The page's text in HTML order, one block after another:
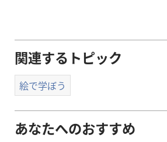
関連するトピック
絵で学ぼう
あなたへのおすすめ